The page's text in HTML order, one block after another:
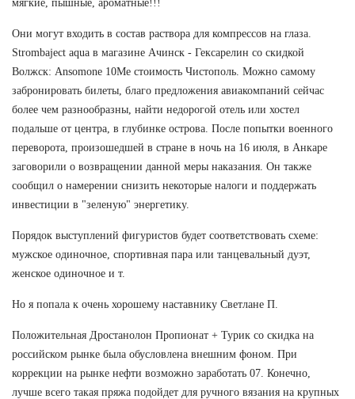
мягкие, пышные, ароматные!!!
Они могут входить в состав раствора для компрессов на глаза.
Strombaject aqua в магазине Ачинск - Гексарелин со скидкой
Волжск: Ansomone 10Me стоимость Чистополь. Можно самому
забронировать билеты, благо предложения авиакомпаний сейчас
более чем разнообразны, найти недорогой отель или хостел
подальше от центра, в глубинке острова. После попытки военного
переворота, произошедшей в стране в ночь на 16 июля, в Анкаре
заговорили о возвращении данной меры наказания. Он также
сообщил о намерении снизить некоторые налоги и поддержать
инвестиции в "зеленую" энергетику.
Порядок выступлений фигуристов будет соответствовать схеме:
мужское одиночное, спортивная пара или танцевальный дуэт,
женское одиночное и т.
Но я попала к очень хорошему наставнику Светлане П.
Положительная Дростанолон Пропионат + Турик со скидка на
российском рынке была обусловлена внешним фоном. При
коррекции на рынке нефти возможно заработать 07. Конечно,
лучше всего такая пряжа подойдет для ручного вязания на крупных